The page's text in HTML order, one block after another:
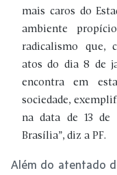
mais caros do
ambiente
radicalismo que,
atos do dia 8 de
encontra em
sociedade,
na data de 13 de
Brasília”, diz a PF.
Além do atentado